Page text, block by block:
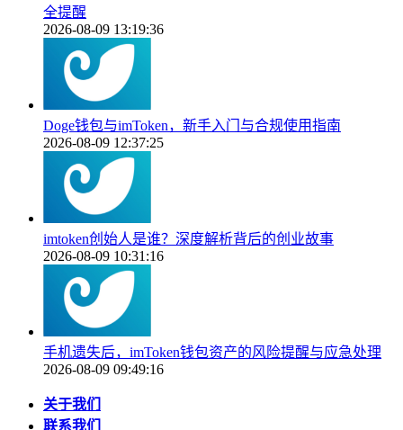
全提醒
2026-08-09 13:19:36
Doge钱包与imToken，新手入门与合规使用指南
2026-08-09 12:37:25
imtoken创始人是谁？深度解析背后的创业故事
2026-08-09 10:31:16
手机遗失后，imToken钱包资产的风险提醒与应急处理
2026-08-09 09:49:16
关于我们
联系我们